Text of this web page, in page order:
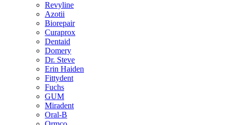
Revyline
Azotii
Biorepair
Curaprox
Dentaid
Domery
Dr. Steve
Erin Haiden
Fittydent
Fuchs
GUM
Miradent
Oral-B